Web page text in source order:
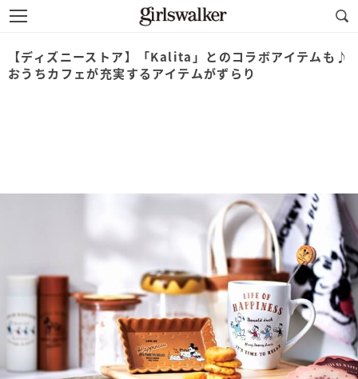
【ディズニーストア】「Kalita」とのコラボアイテムも♪
おうちカフェが充実するアイテムがずらり